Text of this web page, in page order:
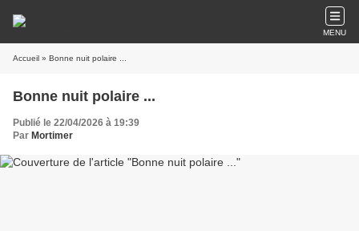
MENU
Accueil » Bonne nuit polaire ...
Bonne nuit polaire ...
Publié le 22/04/2026 à 19:39
Par Mortimer